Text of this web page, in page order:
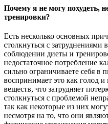
Почему я не могу похудеть,
тренировки?
Есть несколько основных
столкнуться с затруднениями
соблюдении диеты и
недостаточное потребление
сильно ограничиваете себя в
воспринимает это как голод и
веществ, что затрудняет
столкнуться с проблемой
так как некоторые из них
несмотря на то, что они